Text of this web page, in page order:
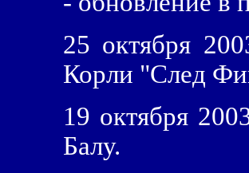
25 октября
Корли "След
19 октября
Балу.